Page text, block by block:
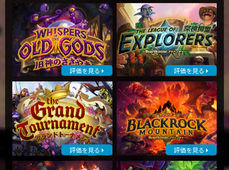
評価を見る 評価を見る
評価を見る 評価を見る